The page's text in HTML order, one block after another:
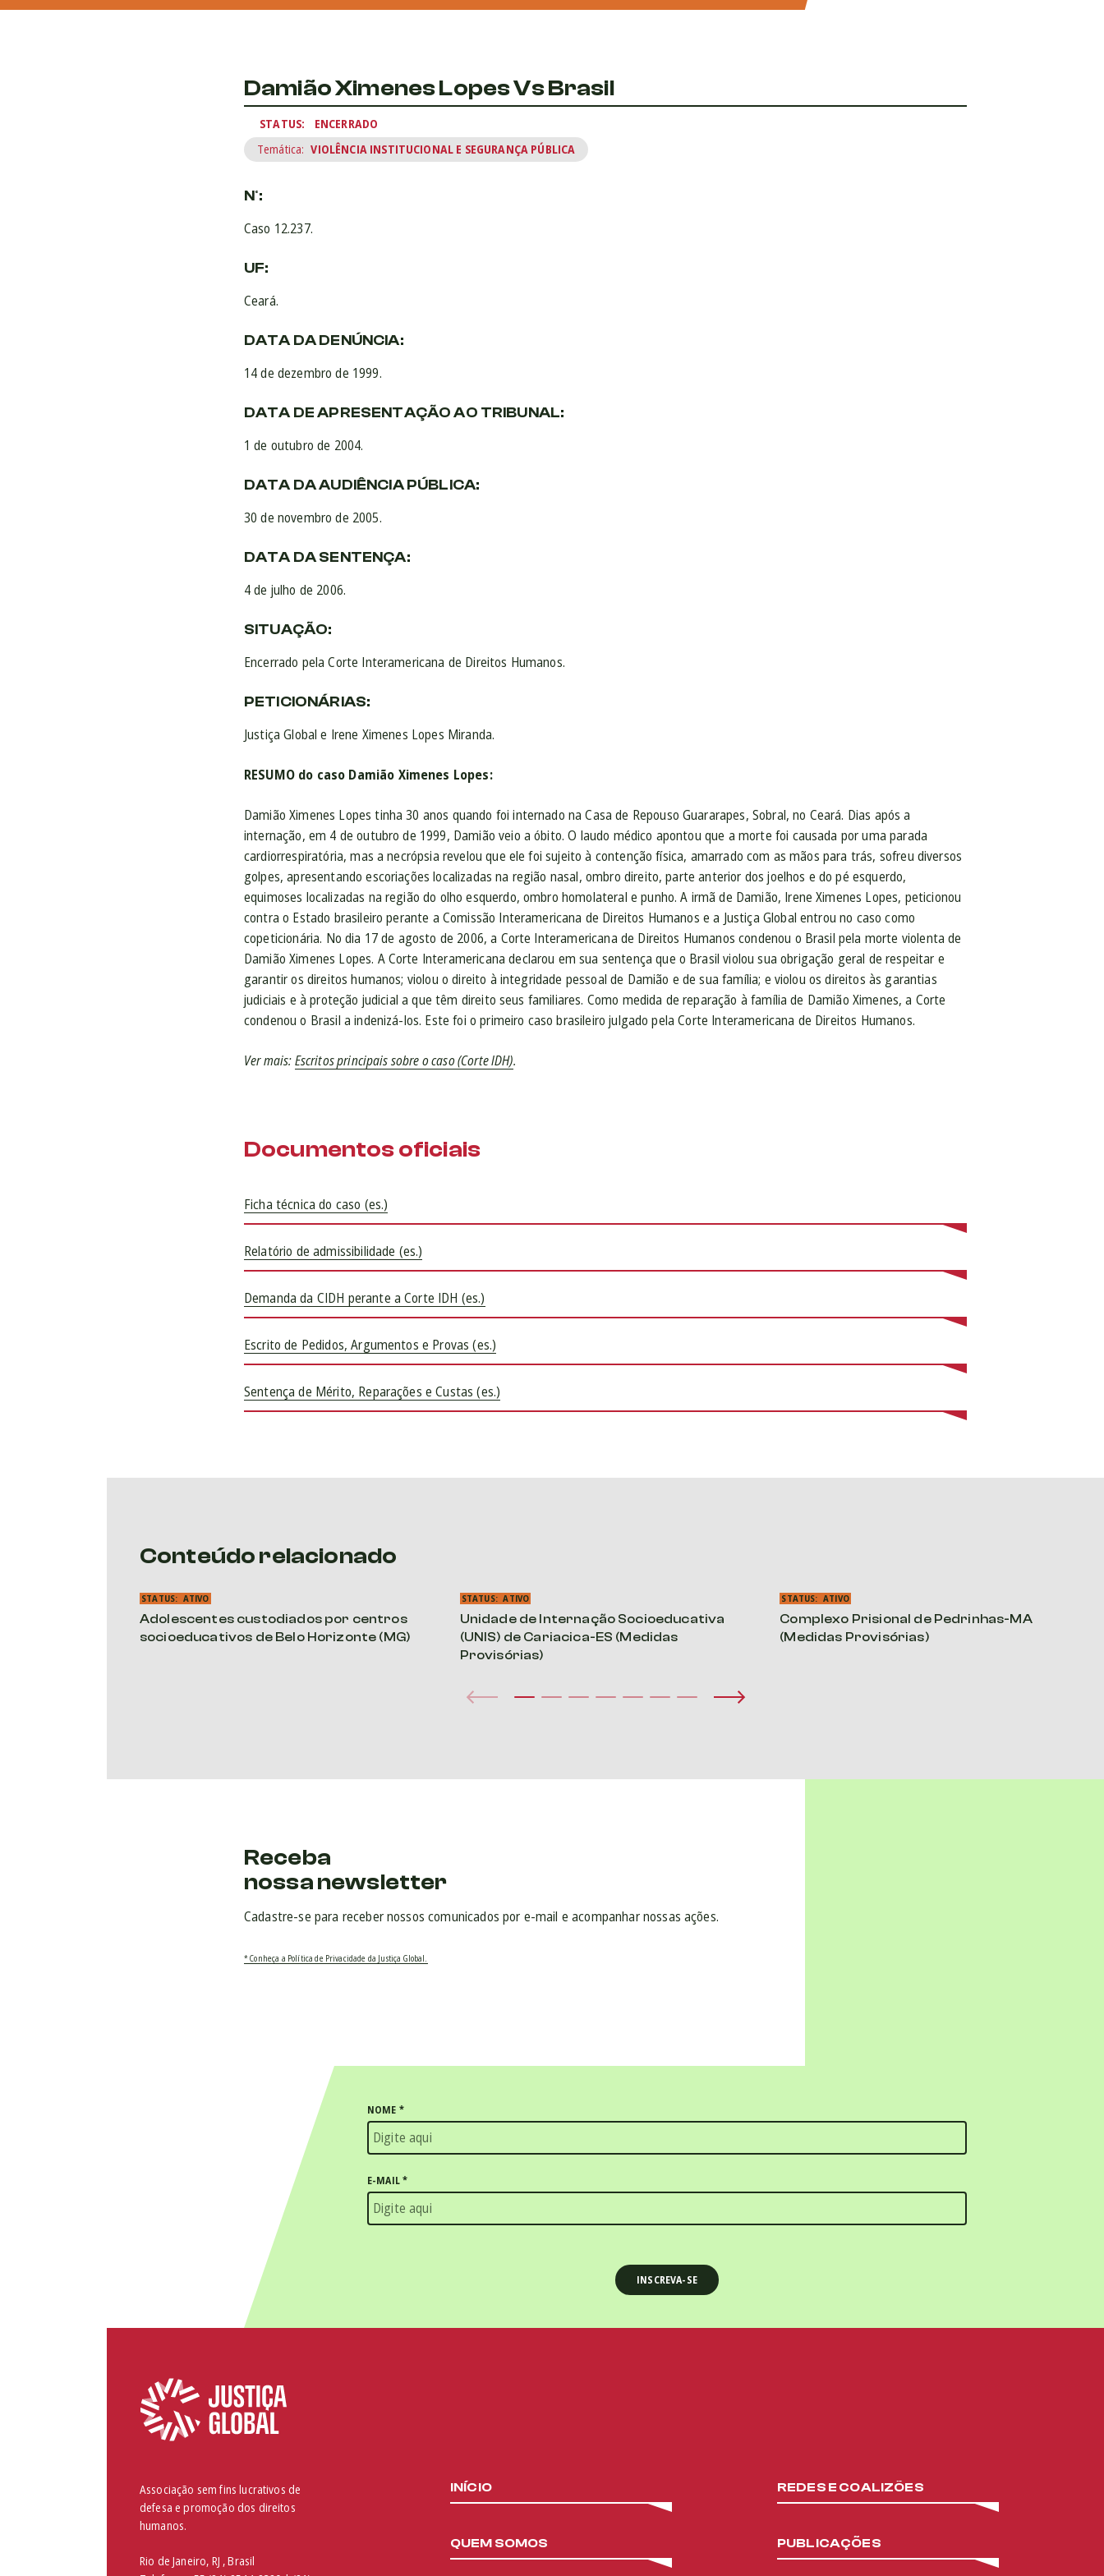
Damião Ximenes Lopes Vs Brasil
STATUS:
ENCERRADO
Temática: VIOLÊNCIA INSTITUCIONAL E SEGURANÇA PÚBLICA
Nº:
Caso 12.237.
UF:
Ceará.
DATA DA DENÚNCIA:
14 de dezembro de 1999.
DATA DE APRESENTAÇÃO AO TRIBUNAL:
1 de outubro de 2004.
DATA DA AUDIÊNCIA PÚBLICA:
30 de novembro de 2005.
DATA DA SENTENÇA:
4 de julho de 2006.
SITUAÇÃO:
Encerrado pela Corte Interamericana de Direitos Humanos.
PETICIONÁRIAS:
Justiça Global e Irene Ximenes Lopes Miranda.
RESUMO do caso Damião Ximenes Lopes:
Damião Ximenes Lopes tinha 30 anos quando foi internado na Casa de Repouso Guararapes, Sobral, no Ceará. Dias após a
internação, em 4 de outubro de 1999, Damião veio a óbito. O laudo médico apontou que a morte foi causada por uma parada
cardiorrespiratória, mas a necrópsia revelou que ele foi sujeito à contenção física, amarrado com as mãos para trás, sofreu diversos
golpes, apresentando escoriações localizadas na região nasal, ombro direito, parte anterior dos joelhos e do pé esquerdo,
equimoses localizadas na região do olho esquerdo, ombro homolateral e punho. A irmã de Damião, Irene Ximenes Lopes, peticionou
contra o Estado brasileiro perante a Comissão Interamericana de Direitos Humanos e a Justiça Global entrou no caso como
copeticionária. No dia 17 de agosto de 2006, a Corte Interamericana de Direitos Humanos condenou o Brasil pela morte violenta de
Damião Ximenes Lopes. A Corte Interamericana declarou em sua sentença que o Brasil violou sua obrigação geral de respeitar e
garantir os direitos humanos; violou o direito à integridade pessoal de Damião e de sua família; e violou os direitos às garantias
judiciais e à proteção judicial a que têm direito seus familiares. Como medida de reparação à família de Damião Ximenes, a Corte
condenou o Brasil a indenizá-los. Este foi o primeiro caso brasileiro julgado pela Corte Interamericana de Direitos Humanos.
Ver mais:Escritos principais sobre o caso (Corte IDH).
Documentos oficiais
Ficha técnica do caso (es.)
Relatório de admissibilidade (es.)
Demanda da CIDH perante a Corte IDH (es.)
Escrito de Pedidos, Argumentos e Provas (es.)
Sentença de Mérito, Reparações e Custas (es.)
Conteúdo relacionado
Adolescentes custodiados por centros
socioeducativos de Belo Horizonte (MG)
STATUS: ATIVO
Unidade de Internação Socioeducativa
(UNIS) de Cariacica-ES (Medidas
Provisórias)
STATUS: ATIVO
Complexo Prisional de Pedrinhas-MA
(Medidas Provisórias)
STATUS: ATIVO
Receba
nossa newsletter
Cadastre-se para receber nossos comunicados por e-mail e acompanhar nossas ações.
* Conheça a Política de Privacidade da Justiça Global.
NOME *
E-MAIL*
Associação sem fins lucrativos de
defesa e promoção dos direitos
humanos.
Rio de Janeiro, RJ , Brasil
INÍCIO
QUEM SOMOS
REDES E COALIZÕES
PUBLICAÇÕES